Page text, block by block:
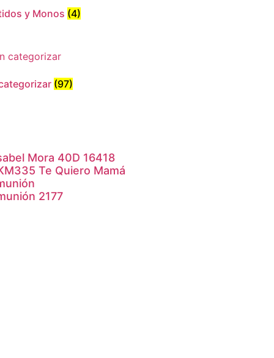
y Monos (4)
(97)
Mora 40D 16418
Te Quiero Mamá
2177